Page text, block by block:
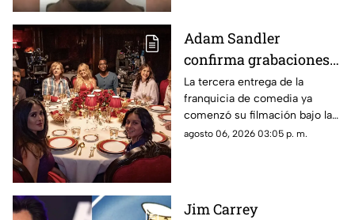
Adam Sandler
confirma grabaciones
de 'Son Como Niños 3';
vuelve elenco original
La tercera entrega de la
franquicia de comedia ya
comenzó su filmación bajo la
producción de Netflix.
agosto 06, 2026 03:05 p. m.
Jim Carrey